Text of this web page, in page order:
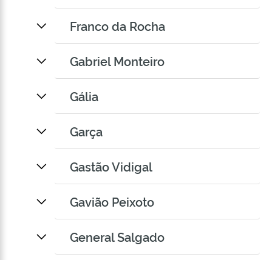
Franco da Rocha
Gabriel Monteiro
Gália
Garça
Gastão Vidigal
Gavião Peixoto
General Salgado